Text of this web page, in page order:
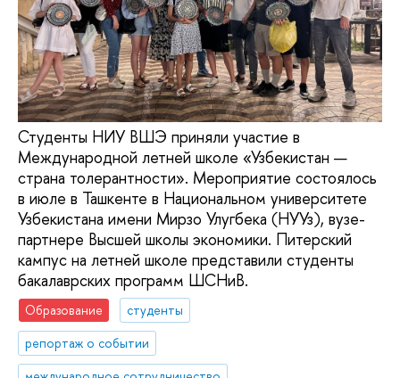
Студенты НИУ ВШЭ приняли участие в
Международной летней школе «Узбекистан —
страна толерантности». Мероприятие состоялось
в июле в Ташкенте в Национальном университете
Узбекистана имени Мирзо Улугбека (НУУз), вузе-
партнере Высшей школы экономики. Питерский
кампус на летней школе представили студенты
бакалаврских программ ШСНиВ.
Образование
студенты
репортаж о событии